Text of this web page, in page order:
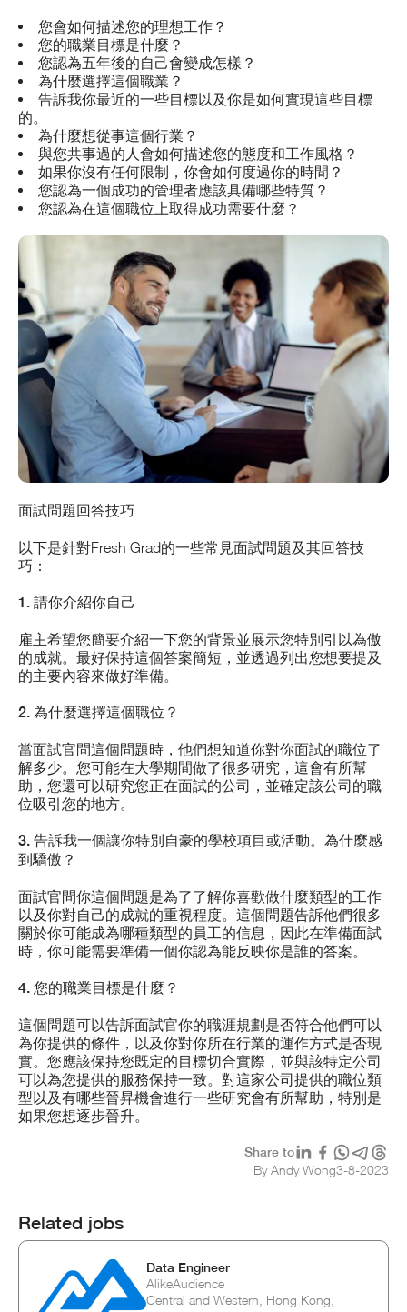
您會如何描述您的理想工作？
您的職業目標是什麼？
您認為五年後的自己會變成怎樣？
為什麼選擇這個職業？
告訴我你最近的一些目標以及你是如何實現這些目標
的。
為什麼想從事這個行業？
與您共事過的人會如何描述您的態度和工作風格？
如果你沒有任何限制，你會如何度過你的時間？
您認為一個成功的管理者應該具備哪些特質？
您認為在這個職位上取得成功需要什麼？
面試問題回答技巧
以下是針對Fresh Grad的一些常見面試問題及其回答技
巧：
1. 請你介紹你自己
雇主希望您簡要介紹一下您的背景並展示您特別引以為傲
的成就。最好保持這個答案簡短，並透過列出您想要提及
的主要內容來做好準備。
2. 為什麼選擇這個職位？
當面試官問這個問題時，他們想知道你對你面試的職位了
解多少。您可能在大學期間做了很多研究，這會有所幫
助，您還可以研究您正在面試的公司，並確定該公司的職
位吸引您的地方。
3. 告訴我一個讓你特別自豪的學校項目或活動。為什麼感
到驕傲？
面試官問你這個問題是為了了解你喜歡做什麼類型的工作
以及你對自己的成就的重視程度。這個問題告訴他們很多
關於你可能成為哪種類型的員工的信息，因此在準備面試
時，你可能需要準備一個你認為能反映你是誰的答案。
4. 您的職業目標是什麼？
這個問題可以告訴面試官你的職涯規劃是否符合他們可以
為你提供的條件，以及你對你所在行業的運作方式是否現
實。您應該保持您既定的目標切合實際，並與該特定公司
可以為您提供的服務保持一致。對這家公司提供的職位類
型以及有哪些晉昇機會進行一些研究會有所幫助，特別是
如果您想逐步晉升。
Share to
By Andy Wong3-8-2023
Related jobs
Data Engineer
AlikeAudience
Central and Western, Hong Kong,